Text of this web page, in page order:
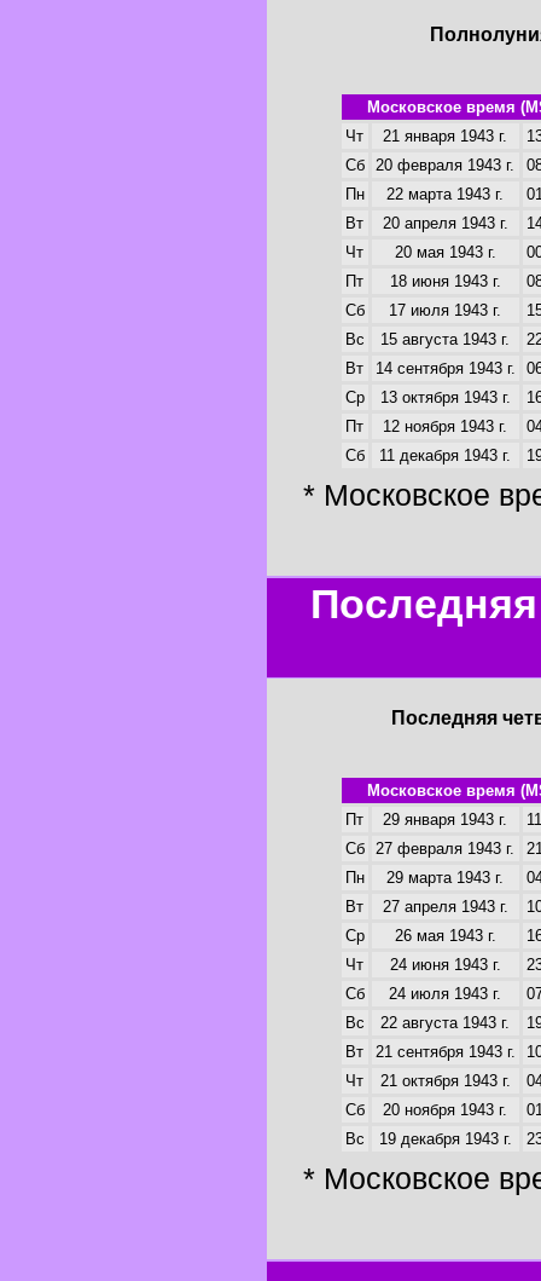
Московское время
Чт
21 января 1943 г.
Сб
20 февраля 1943 г.
Пн
22 марта 1943 г.
Вт
20 апреля 1943 г.
Чт
20 мая 1943 г.
Пт
18 июня 1943 г.
Сб
17 июля 1943 г.
Вс
15 августа 1943 г.
Вт
14 сентября 1943 г.
Ср
13 октября 1943 г.
Пт
12 ноября 1943 г.
Сб
11 декабря 1943 г.
* Московское
Последняя
Последняя
Московское время
Пт
29 января 1943 г.
Сб
27 февраля 1943 г.
Пн
29 марта 1943 г.
Вт
27 апреля 1943 г.
Ср
26 мая 1943 г.
Чт
24 июня 1943 г.
Сб
24 июля 1943 г.
Вс
22 августа 1943 г.
Вт
21 сентября 1943 г.
Чт
21 октября 1943 г.
Сб
20 ноября 1943 г.
Вс
19 декабря 1943 г.
* Московское